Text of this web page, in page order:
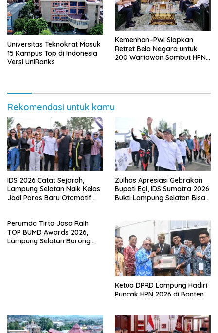
Universitas Teknokrat Masuk
15 Kampus Top di Indonesia
Versi UniRanks
Kemenhan–PWI Siapkan
Retret Bela Negara untuk
200 Wartawan Sambut HPN
Rekomendasi untuk kamu
IDS 2026 Catat Sejarah,
Lampung Selatan Naik Kelas
Jadi Poros Baru Otomotif
Zulhas Apresiasi Gebrakan
Bupati Egi, IDS Sumatra 2026
Bukti Lampung Selatan Bisa
Perumda Tirta Jasa Raih
TOP BUMD Awards 2026,
Lampung Selatan Borong
Ketua DPRD Lampung Hadiri
Puncak HPN 2026 di Banten